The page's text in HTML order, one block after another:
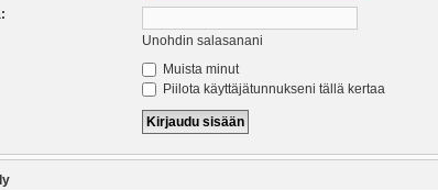
Unohdin salasanani
Muista minut
Piilota käyttäjätunnukseni tällä kertaa